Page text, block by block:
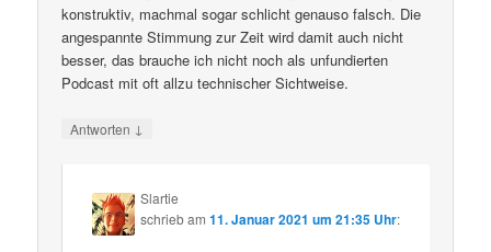
konstruktiv, machmal sogar schlicht genauso falsch. Die
angespannte Stimmung zur Zeit wird damit auch nicht
besser, das brauche ich nicht noch als un­fun­dierten
Podcast mit oft allzu technischer Sichtweise.
Antworten ↓
Slartie
schriebam11. Januar 2021 um 21:35 Uhr: